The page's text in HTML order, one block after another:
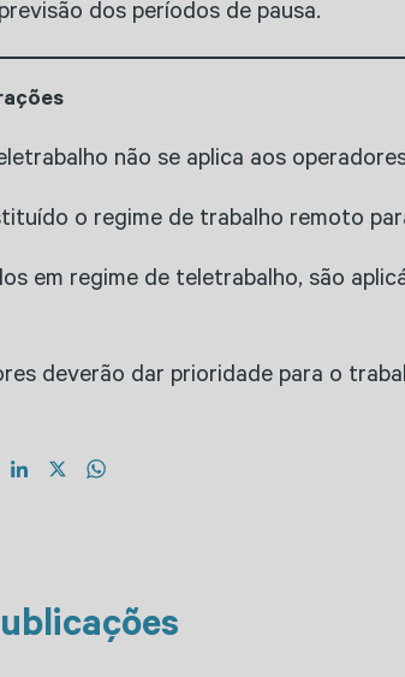
dos períodos de pausa.
não se aplica aos
o regime de trabalho remoto
em regime de teletrabalho, são
deverão dar prioridade para o
FacebookLinkedIn